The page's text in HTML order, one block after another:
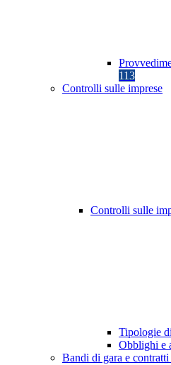
113
Controlli sulle imprese
Controlli sulle
Tipologie
Obblighi e
Bandi di gara e contratti